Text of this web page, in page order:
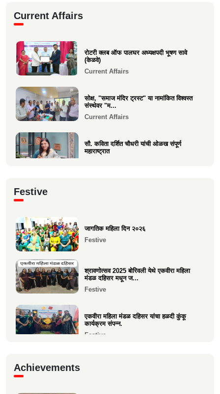
Sad Demise
Current Affairs
रोटरी क्लब ऑफ पालघर अध्यक्षपदी भूषण सावे
(केळवे)
Current Affairs
सोक्ष, "समाज मंदिर ट्रस्ट" या नामांकित विश्वस्त
संस्थेवर "म...
Current Affairs
सौ. कविता दर्शित चौधरी यांची ओळख संपूर्ण
महाराष्ट्रात
चे प्रकाशन
Festive
जागतिक महिला दिन २०२६
Festive
श्रावणोत्सव 2025 बोरिवली येथे एकवीरा महिला
मंडळ दहिसर मधून ज...
Festive
एकवीरा महिला मंडळ दहिसर यांचा हळदी कुंकू
कार्यक्रम संपन्न.
Festive
Achievements